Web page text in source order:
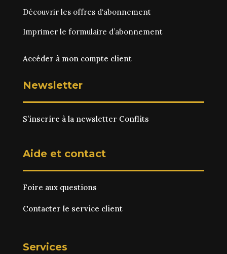
Découvrir les offres d‘abonnement
Imprimer le formulaire d’abonnement
Accéder à mon compte client
Newsletter
S’inscrire à la newsletter Conflits
Aide et contact
Foire aux questions
Contacter le service client
Services